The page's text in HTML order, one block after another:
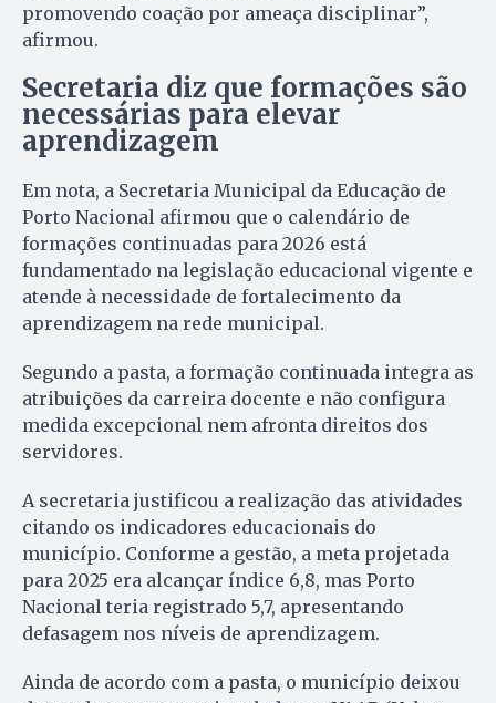
promovendo coação por ameaça disciplinar”,
afirmou.
Secretaria diz que formações são
necessárias para elevar
aprendizagem
Em nota, a Secretaria Municipal da Educação de
Porto Nacional afirmou que o calendário de
formações continuadas para 2026 está
fundamentado na legislação educacional vigente e
atende à necessidade de fortalecimento da
aprendizagem na rede municipal.
Segundo a pasta, a formação continuada integra as
atribuições da carreira docente e não configura
medida excepcional nem afronta direitos dos
servidores.
A secretaria justificou a realização das atividades
citando os indicadores educacionais do
município. Conforme a gestão, a meta projetada
para 2025 era alcançar índice 6,8, mas Porto
Nacional teria registrado 5,7, apresentando
defasagem nos níveis de aprendizagem.
Ainda de acordo com a pasta, o município deixou